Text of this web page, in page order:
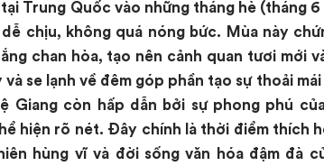
Trung Quốc vào những tháng hè (tháng
chịu, không quá nóng bức. Mùa này
chan hòa, tạo nên cảnh quan tươi mới
se lạnh về đêm góp phần tạo sự thoải
Giang còn hấp dẫn bởi sự phong phú
hiện rõ nét. Đây chính là thời điểm thích
hùng vĩ và đời sống văn hóa đậm đà